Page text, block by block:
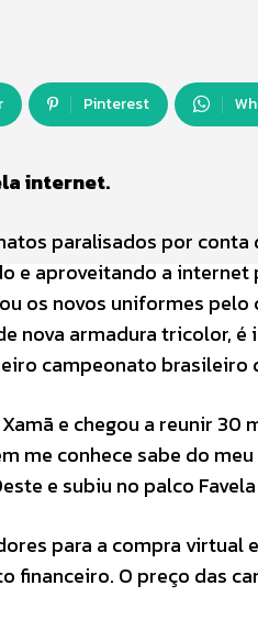
Pinterest
internet.
paralisados por
e aproveitando a
os novos uniformes pelo
nova armadura tricolor,
campeonato brasileiro
e chegou a reunir 30
me conhece sabe do
e subiu no palco
para a compra virtual
O preço das